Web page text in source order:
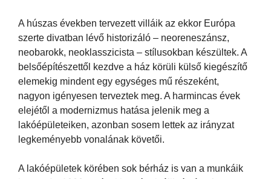
A húszas években tervezett villáik az ekkor Európa
szerte divatban lévő historizáló – neoreneszánsz,
neobarokk, neoklasszicista – stílusokban készültek. A
belsőépítészettől kezdve a ház körüli külső kiegészítő
elemekig mindent egy egységes mű részeként,
nagyon igényesen terveztek meg. A harmincas évek
elejétől a modernizmus hatása jelenik meg a
lakóépületeiken, azonban sosem lettek az irányzat
legkeményebb vonalának követői.
A lakóépületek körében sok bérház is van a munkáik